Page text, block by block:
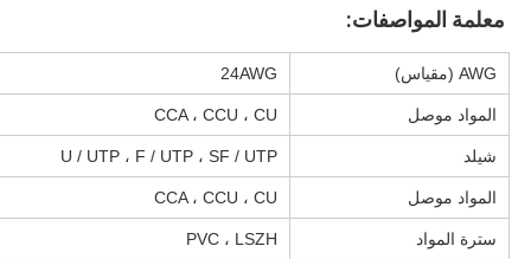
معلمة المواصفات:
AWG (مقياس) 24AWG
المواد موصل CCA ، CCU ، CU
شيلد U / UTP ، F / UTP ، SF / UTP
المواد موصل CCA ، CCU ، CU
سترة المواد PVC ، LSZH